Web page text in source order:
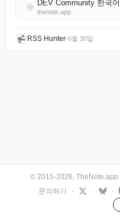
DEV Community 한국
thenote.app
RSS Hunter•6월 30일
© 2015-2026, TheNote.app
문의하기
· · ·